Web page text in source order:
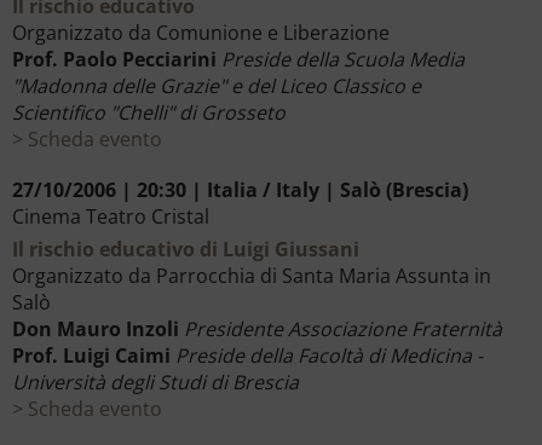
Il rischio educativo
Organizzato da Comunione e Liberazione
Prof. Paolo Pecciarini Preside della Scuola Media
"Madonna delle Grazie" e del Liceo Classico e
Scientifico "Chelli" di Grosseto
Scheda evento
27/10/2006 | 20:30 | Italia / Italy | Salò (Brescia)
Cinema Teatro Cristal
Il rischio educativo di Luigi Giussani
Organizzato da Parrocchia di Santa Maria Assunta in
Salò
Don Mauro Inzoli Presidente Associazione Fraternità
Prof. Luigi Caimi Preside della Facoltà di Medicina -
Università degli Studi di Brescia
Scheda evento